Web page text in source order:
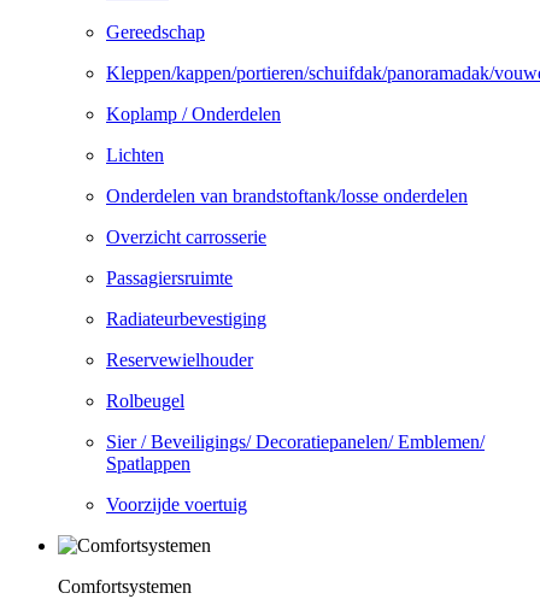
Gereedschap
Kleppen/kappen/portieren/schuifdak/panoramadak/
Koplamp / Onderdelen
Lichten
Onderdelen van brandstoftank/losse onderdelen
Overzicht carrosserie
Passagiersruimte
Radiateurbevestiging
Reservewielhouder
Rolbeugel
Sier / Beveiligings/ Decoratiepanelen/ Emblemen/
Spatlappen
Voorzijde voertuig
Comfortsystemen